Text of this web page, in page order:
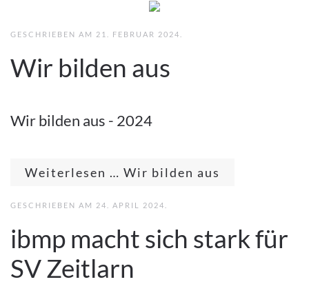
GESCHRIEBEN AM 21. FEBRUAR 2024
Wir bilden aus
Wir bilden aus - 2024
Weiterlesen … Wir bilden aus
GESCHRIEBEN AM 24. APRIL 2024
ibmp macht sich stark für
SV Zeitlarn